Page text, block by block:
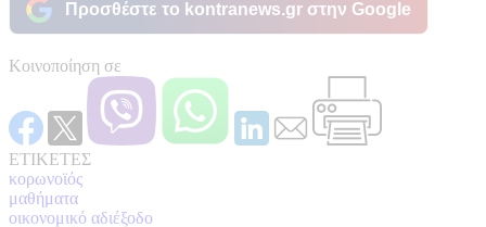
Προσθέστε το kontranews.gr στην Google
Κοινοποίηση σε
ΕΤΙΚΕΤΕΣ
κορωνοϊός
μαθήματα
οικονομικό αδιέξοδο